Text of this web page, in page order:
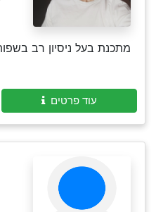
מתכנת בעל ניסיון רב
עוד פרטים